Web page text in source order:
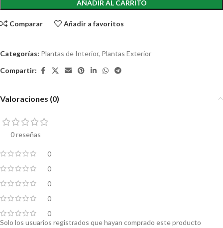
AÑADIR AL CARRITO
Comparar Añadir a favoritos
Categorías: Plantas de Interior, Plantas Exterior
Compartir:
Valoraciones (0)
0 reseñas
0
0
0
0
0
Solo los usuarios registrados que hayan comprado este producto